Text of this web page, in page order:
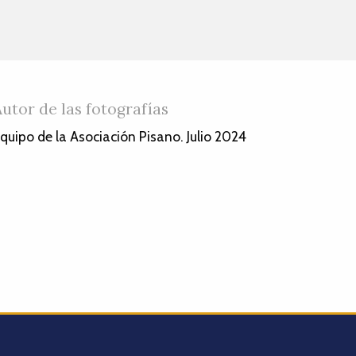
de las fotografías
de la Asociación Pisano. Julio 2024